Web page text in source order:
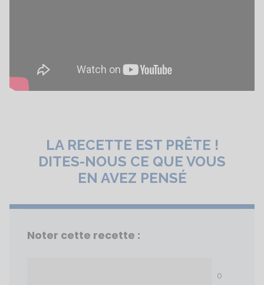
LA RECETTE EST PRÊTE !
DITES-NOUS CE QUE VOUS
EN AVEZ PENSÉ
Noter cette recette :
0